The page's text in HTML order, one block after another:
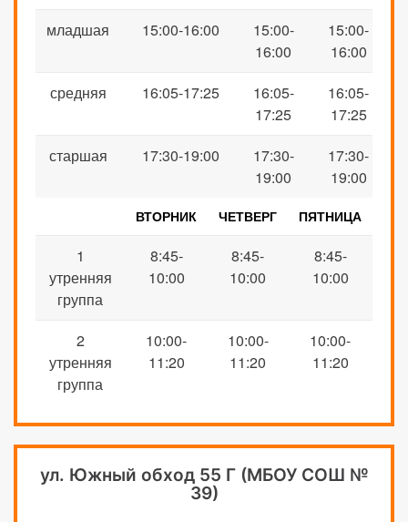
младшая 15:00-16:00
15:00-
16:00
15:00-
16:00
средняя
16:05-17:25
16:05-
17:25
16:05-
17:25
старшая
17:30-19:00
17:30-
19:00
17:30-
19:00
ВТОРНИК ЧЕТВЕРГ ПЯТНИЦА
1
утренняя
группа
8:45-
10:00
8:45-
10:00
8:45-
10:00
2
утренняя
группа
10:00-
11:20
10:00-
11:20
10:00-
11:20
ул. Южный обход 55 Г (МБОУ СОШ №
39)